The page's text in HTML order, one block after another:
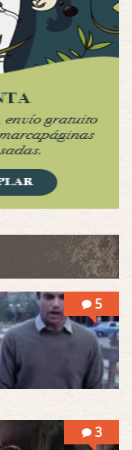
…
Una película normalita, nada del otro mun …
…
5
3